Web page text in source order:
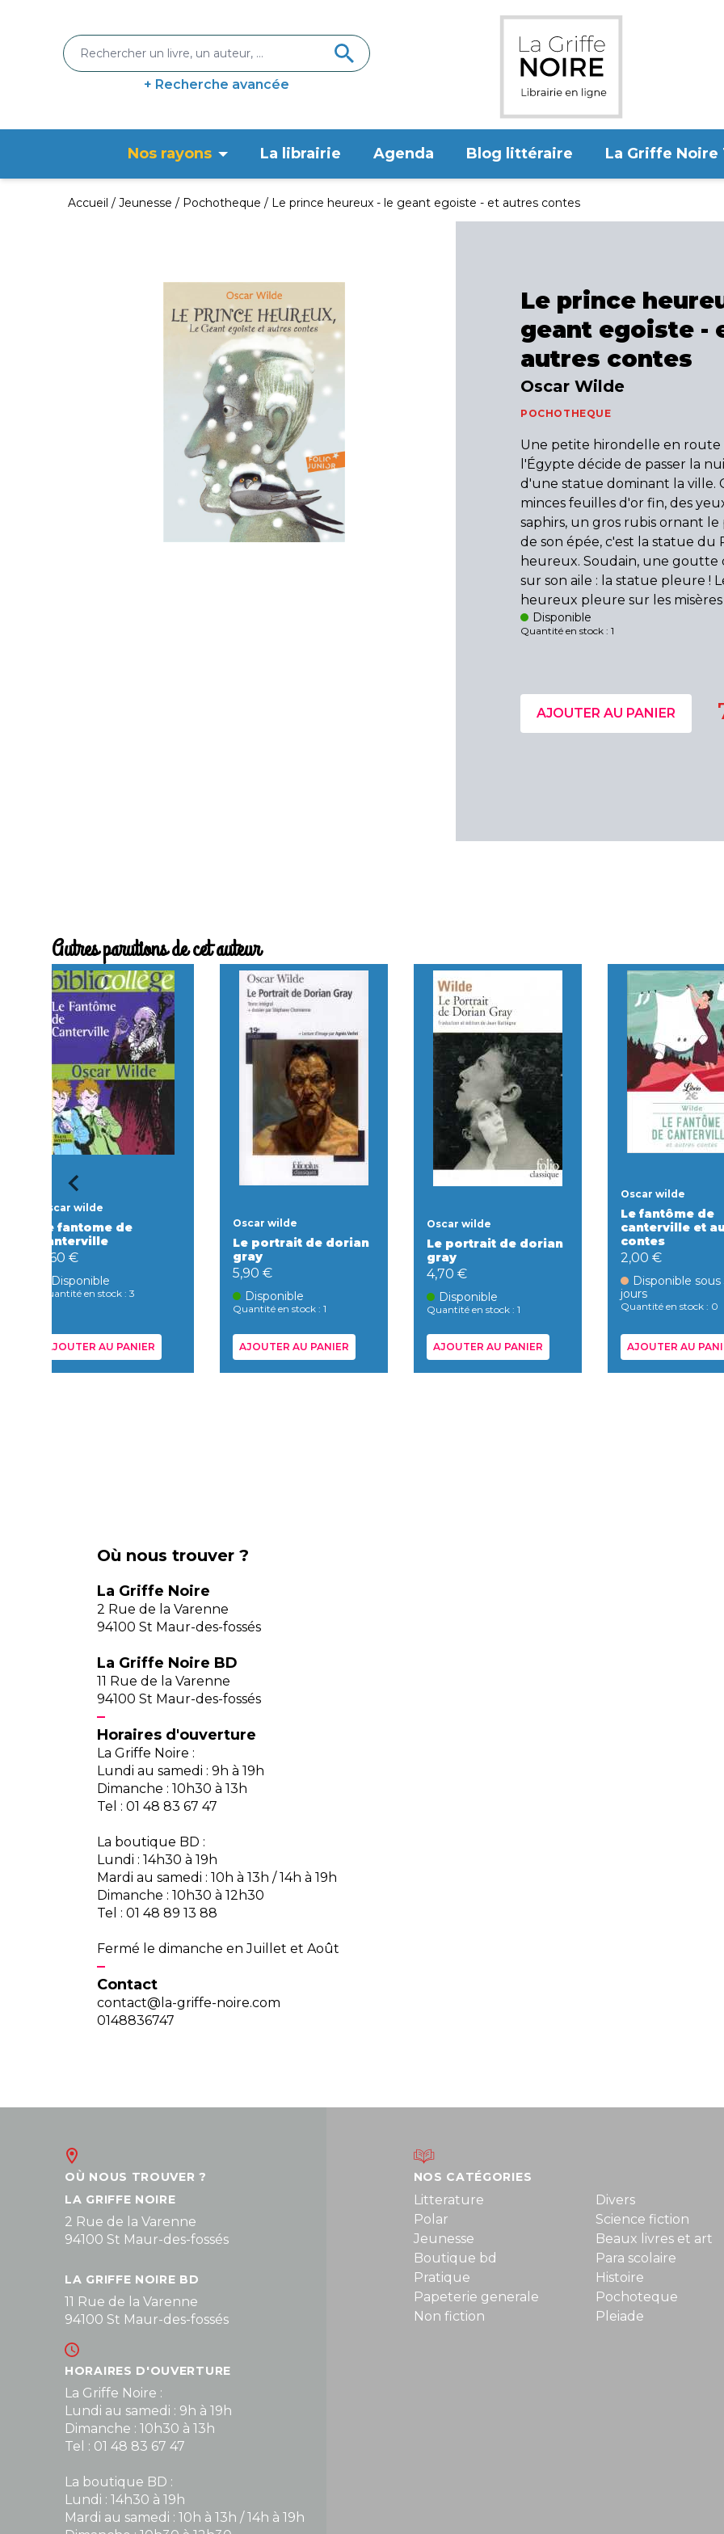
+ Recherche avancée
Nos rayons La librairie Agenda Blog littéraire La Griffe Noire
Accueil Jeunesse Pochotheque Le prince heureux - le geant egoiste - et autres contes
Le prince
geant egoiste -
autres contes
Oscar Wilde
POCHOTHEQUE
Une petite hirondelle en
l'Égypte décide de passer la
d'une statue dominant la ville.
minces feuilles d'or fin, des
saphirs, un gros rubis ornant le
de son épée, c'est la statue du
heureux. Soudain, une goutte
sur son aile : la statue pleure !
heureux pleure sur les misères
Disponible
Quantité en stock : 1
AJOUTER AU PANIER
Autres parutions de cet auteur
Oscar wilde
Le fantome de
canterville
3,60 €
Disponible
Quantité en stock : 3
AJOUTER AU PANIER
Oscar wilde
Le portrait de dorian
gray
5,90 €
Disponible
Quantité en stock : 1
AJOUTER AU PANIER
Oscar wilde
Le portrait de dorian
gray
4,70 €
Disponible
Quantité en stock : 1
AJOUTER AU PANIER
Oscar wilde
Le fantôme de
canterville et
contes
2,00 €
Disponible sous
jours
Quantité en stock : 0
AJOUTER AU
Où nous trouver ?
La Griffe Noire
2 Rue de la Varenne
94100 St Maur-des-fossés
La Griffe Noire BD
11 Rue de la Varenne
94100 St Maur-des-fossés
Horaires d'ouverture
La Griffe Noire :
Lundi au samedi : 9h à 19h
Dimanche : 10h30 à 13h
Tel : 01 48 83 67 47
La boutique BD :
Lundi : 14h30 à 19h
Mardi au samedi : 10h à 13h / 14h à 19h
Dimanche : 10h30 à 12h30
Tel : 01 48 89 13 88
Fermé le dimanche en Juillet et Août
Contact
contact@la-griffe-noire.com
0148836747
OÙ NOUS TROUVER ?
LA GRIFFE NOIRE
2 Rue de la Varenne
94100 St Maur-des-fossés
LA GRIFFE NOIRE BD
11 Rue de la Varenne
94100 St Maur-des-fossés
HORAIRES D'OUVERTURE
La Griffe Noire :
Lundi au samedi : 9h à 19h
Dimanche : 10h30 à 13h
Tel : 01 48 83 67 47
La boutique BD :
Lundi : 14h30 à 19h
Mardi au samedi : 10h à 13h / 14h à 19h
NOS CATÉGORIES
Litterature
Polar
Jeunesse
Boutique bd
Pratique
Papeterie generale
Non fiction
Divers
Science fiction
Beaux livres et art
Para scolaire
Histoire
Pochoteque
Pleiade